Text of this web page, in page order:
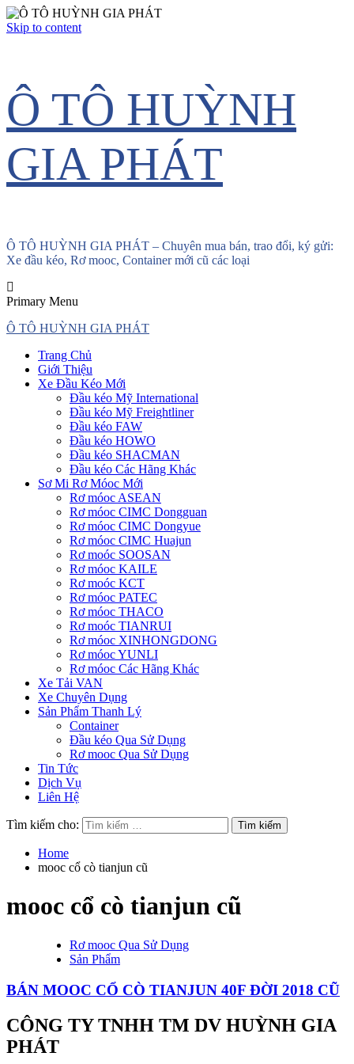
Skip to content
Ô TÔ HUỲNH
GIA PHÁT
Ô TÔ HUỲNH GIA PHÁT – Chuyên mua bán, trao đổi, ký gửi:
Xe đầu kéo, Rơ mooc, Container mới cũ các loại
Primary Menu
Ô TÔ HUỲNH GIA PHÁT
Trang Chủ
Giới Thiệu
Xe Đầu Kéo Mới
Đầu kéo Mỹ International
Đầu kéo Mỹ Freightliner
Đầu kéo FAW
Đầu kéo HOWO
Đầu kéo SHACMAN
Đầu kéo Các Hãng Khác
Sơ Mi Rơ Móoc Mới
Rơ móoc ASEAN
Rơ móoc CIMC Dongguan
Rơ móoc CIMC Dongyue
Rơ móoc CIMC Huajun
Rơ moóc SOOSAN
Rơ móoc KAILE
Rơ moóc KCT
Rơ móoc PATEC
Rơ móoc THACO
Rơ moóc TIANRUI
Rơ móoc XINHONGDONG
Rơ móoc YUNLI
Rơ móoc Các Hãng Khác
Xe Tải VAN
Xe Chuyên Dụng
Sản Phẩm Thanh Lý
Container
Đầu kéo Qua Sử Dụng
Rơ mooc Qua Sử Dụng
Tin Tức
Dịch Vụ
Liên Hệ
Tìm kiếm cho:
Home
mooc cổ cò tianjun cũ
mooc cổ cò tianjun cũ
Rơ mooc Qua Sử Dụng
Sản Phẩm
BÁN MOOC CỔ CÒ TIANJUN 40F ĐỜI 2018 CŨ
CÔNG TY TNHH TM DV HUỲNH GIA
PHÁT